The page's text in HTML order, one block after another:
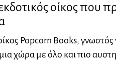
οίκος που
Popcorn Books, γνωστός
χώρα με όλο και πιο